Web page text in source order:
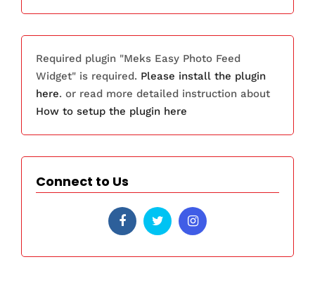
Required plugin "Meks Easy Photo Feed
Widget" is required. Please install the plugin
here. or read more detailed instruction about
How to setup the plugin here
Connect to Us